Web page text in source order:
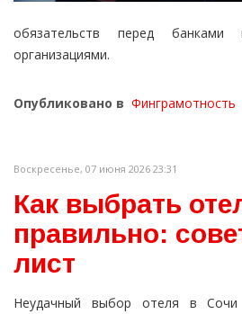
обязательств перед банками
организациями.
Опубликовано в Финграмотность
Воскресенье, 07 июня 2026 23:31
Как выбрать
правильно:
лист
Неудачный выбор отеля в Сочи